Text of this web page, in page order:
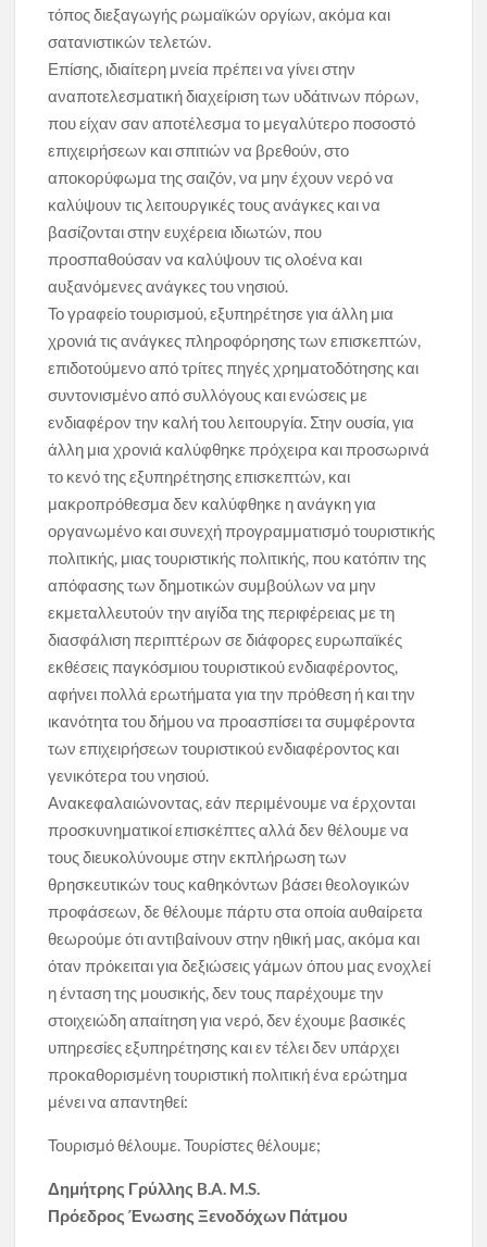
τόπος διεξαγωγής ρωμαϊκών οργίων, ακόμα και
σατανιστικών τελετών.
Επίσης, ιδιαίτερη μνεία πρέπει να γίνει στην
αναποτελεσματική διαχείριση των υδάτινων πόρων,
που είχαν σαν αποτέλεσμα το μεγαλύτερο ποσοστό
επιχειρήσεων και σπιτιών να βρεθούν, στο
αποκορύφωμα της σαιζόν, να μην έχουν νερό να
καλύψουν τις λειτουργικές τους ανάγκες και να
βασίζονται στην ευχέρεια ιδιωτών, που
προσπαθούσαν να καλύψουν τις ολοένα και
αυξανόμενες ανάγκες του νησιού.
Το γραφείο τουρισμού, εξυπηρέτησε για άλλη μια
χρονιά τις ανάγκες πληροφόρησης των επισκεπτών,
επιδοτούμενο από τρίτες πηγές χρηματοδότησης και
συντονισμένο από συλλόγους και ενώσεις με
ενδιαφέρον την καλή του λειτουργία. Στην ουσία, για
άλλη μια χρονιά καλύφθηκε πρόχειρα και προσωρινά
το κενό της εξυπηρέτησης επισκεπτών, και
μακροπρόθεσμα δεν καλύφθηκε η ανάγκη για
οργανωμένο και συνεχή προγραμματισμό τουριστικής
πολιτικής, μιας τουριστικής πολιτικής, που κατόπιν της
απόφασης των δημοτικών συμβούλων να μην
εκμεταλλευτούν την αιγίδα της περιφέρειας με τη
διασφάλιση περιπτέρων σε διάφορες ευρωπαϊκές
εκθέσεις παγκόσμιου τουριστικού ενδιαφέροντος,
αφήνει πολλά ερωτήματα για την πρόθεση ή και την
ικανότητα του δήμου να προασπίσει τα συμφέροντα
των επιχειρήσεων τουριστικού ενδιαφέροντος και
γενικότερα του νησιού.
Ανακεφαλαιώνοντας, εάν περιμένουμε να έρχονται
προσκυνηματικοί επισκέπτες αλλά δεν θέλουμε να
τους διευκολύνουμε στην εκπλήρωση των
θρησκευτικών τους καθηκόντων βάσει θεολογικών
προφάσεων, δε θέλουμε πάρτυ στα οποία αυθαίρετα
θεωρούμε ότι αντιβαίνουν στην ηθική μας, ακόμα και
όταν πρόκειται για δεξιώσεις γάμων όπου μας ενοχλεί
η ένταση της μουσικής, δεν τους παρέχουμε την
στοιχειώδη απαίτηση για νερό, δεν έχουμε βασικές
υπηρεσίες εξυπηρέτησης και εν τέλει δεν υπάρχει
προκαθορισμένη τουριστική πολιτική ένα ερώτημα
μένει να απαντηθεί:
Τουρισμό θέλουμε. Τουρίστες θέλουμε;
Δημήτρης Γρύλλης B.A. M.S.
Πρόεδρος Ένωσης Ξενοδόχων Πάτμου